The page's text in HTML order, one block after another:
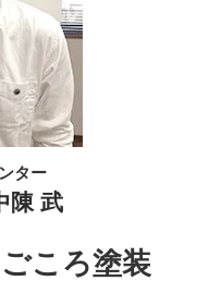
ター
陳 武
ころ塗装